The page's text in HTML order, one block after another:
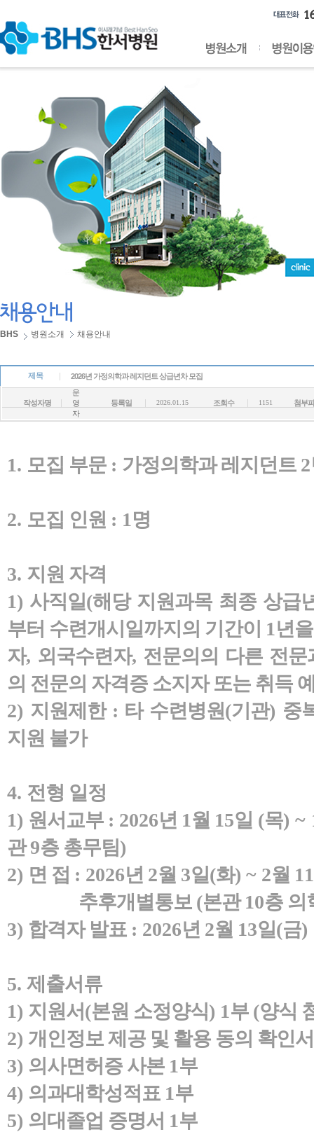
BHS 병원소개 채용안내
제목 2026년 가정의학과 레지던트 상급년차 모집
작성자명
운
영
자
등록일 2026.01.15 조회수 1151 첨부
1. 모집 부문 : 가정의학과 레지던트 2
2. 모집 인원 : 1명
3. 지원 자격
1) 사직일(해당 지원과목 최종 상급
부터 수련개시일까지의 기간이 1년
자, 외국수련자, 전문의의 다른 전
의 전문의 자격증 소지자 또는 취득
2) 지원제한 : 타 수련병원(기관) 중
지원 불가
4. 전형 일정
1) 원서교부 : 2026년 1월 15일 (목) ~
관9층 총무팀)
2) 면 접 : 2026년 2월 3일(화) ~ 2월 11
추후개별통보 (본관10층 의
3) 합격자 발표 : 2026년 2월 13일(금)
5. 제출서류
1) 지원서(본원 소정양식) 1부 (양식
2) 개인정보 제공 및 활용 동의 확인
3) 의사면허증 사본 1부
4) 의과대학성적표 1부
5) 의대졸업 증명서 1부